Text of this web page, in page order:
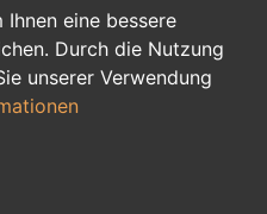
eine bessere
Durch die Nutzung
unserer Verwendung
Ausbildung